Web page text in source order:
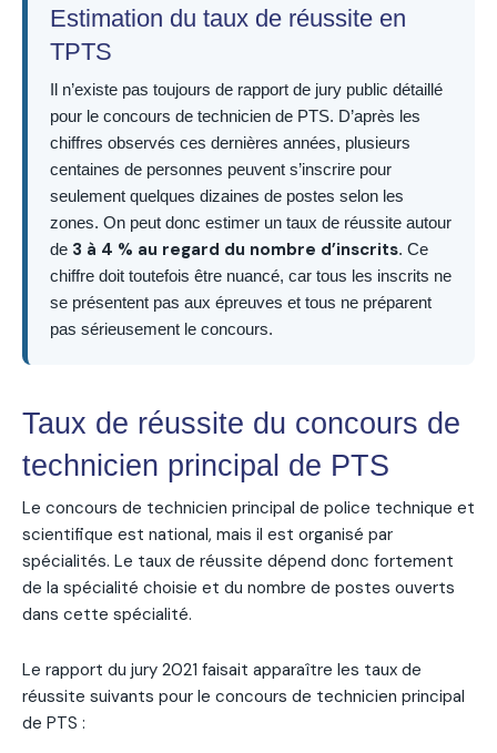
Estimation du taux de réussite en
TPTS
Il n’existe pas toujours de rapport de jury public détaillé
pour le concours de technicien de PTS. D’après les
chiffres observés ces dernières années, plusieurs
centaines de personnes peuvent s’inscrire pour
seulement quelques dizaines de postes selon les
zones. On peut donc estimer un taux de réussite autour
de 3 à 4 % au regard du nombre d’inscrits. Ce
chiffre doit toutefois être nuancé, car tous les inscrits ne
se présentent pas aux épreuves et tous ne préparent
pas sérieusement le concours.
Taux de réussite du concours de
technicien principal de PTS
Le concours de technicien principal de police technique et
scientifique est national, mais il est organisé par
spécialités. Le taux de réussite dépend donc fortement
de la spécialité choisie et du nombre de postes ouverts
dans cette spécialité.
Le rapport du jury 2021 faisait apparaître les taux de
réussite suivants pour le concours de technicien principal
de PTS :